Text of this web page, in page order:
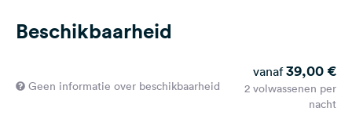
Beschikbaarheid
Geen informatie over beschikbaarheid
vanaf 39,00 €
2 volwassenen per
nacht